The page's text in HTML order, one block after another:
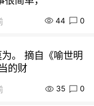
44 0
。 摘自《喻世明
的财
35 0